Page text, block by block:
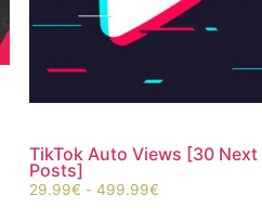
TikTok Auto Views [30 Next
Posts]
29.99€ - 499.99€